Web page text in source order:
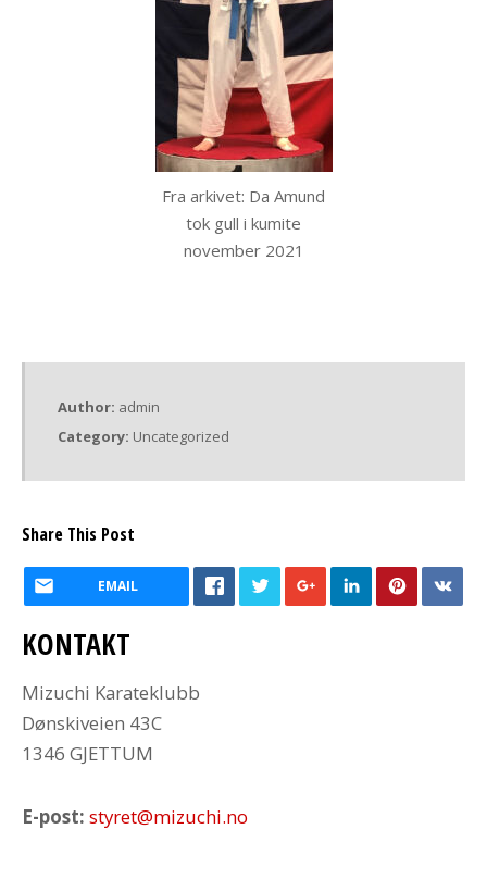
Fra arkivet: Da Amund
tok gull i kumite
november 2021
Author: admin
Category: Uncategorized
Share This Post
EMAIL
KONTAKT
Mizuchi Karateklubb
Dønskiveien 43C
1346 GJETTUM
E-post: styret@mizuchi.no